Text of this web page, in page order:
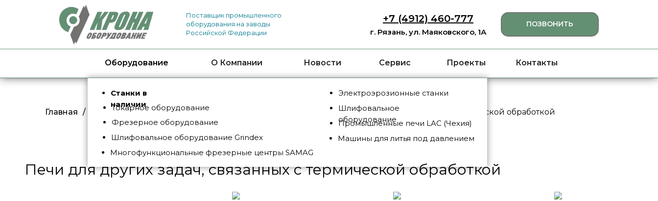
О Компании Сервис Проекты
Новости Контакты
Поставщик промышленного
оборудования на заводы
Российской Федерации
ПОЗВОНИТЬ
+7 (4912) 460-777
г. Рязань, ул. Маяковского, 1А
Оборудование
Токарное оборудование
Электроэрозионные станки
Фрезерное оборудование
Шлифовальное
оборудование
Шлифовальное оборудование Grindex
Промышленные печи LAC (Чехия)
Многофункциональные фрезерные центры SAMAG
Машины для литья под давлением
Станки в
наличии
Главная / Каталог / Промышленные печи LAC (Чехия) Печи для других задач, связанных с термической обработкой
Печи для других задач, связанных с термической обработкой